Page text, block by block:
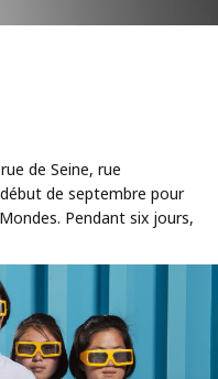
de Seine, rue
de septembre pour
Pendant six jours,